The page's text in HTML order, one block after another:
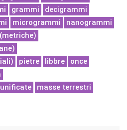
grammi
decigrammi
microgrammi
nanogrammi
pietre libbre
once
masse terrestri